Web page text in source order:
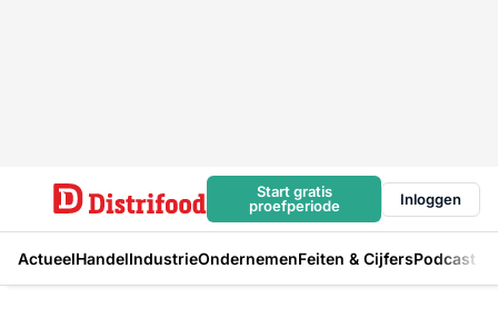
Start gratis
proefperiode
Inloggen
ActueelHandelIndustrieOndernemenFeiten & CijfersPodcast